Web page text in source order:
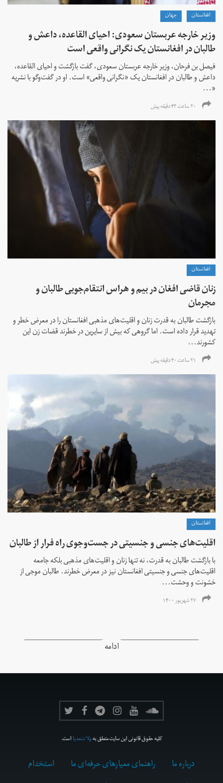
افغانستان جهان
وزیر خارجه عربستان سعودی: احیای القاعده،‌ داعش و
طالبان در افغانستان یک نگرانی واقعی است
فیصل بن فرحان، ‌وزیر خارجه عربستان سعودی، گفت بازگشت و احیای القاعده،‌
داعش و طالبان در افغانستان یک «نگرانی واقعی» است. او در گفت‌وگو با نشریه
«...
۲۰ ساعت ۴۳ دقیقه پیش
افغانستان
زنان قاضی افغان در بیم و هراس انتقام‌جویی طالبان و
مجرمان
بازگشت طالبان به قدرت زنان و اقلیت‌های مذهبی افغانستان را در معرض خطر و
تهدید قرار داده است. اما گروهی که بیش از سایرین در خطرند قضات زن این
کشورند...
۲۱ ساعت ۴۰ دقیقه پیش
افغانستان
اقلیت‌های جنسی و جنسیتی در جست‌و‌جوی راه فرار از طالبان
با بازگشت طالبان به قدرت، نه تنها زنان و اقلیت‌های مذهبی بلکه جامعه
اقلیت‌های جنسی و جنسیتی افغانستان نیز در معرض خطرند. طالبان موجی از
خشونت و وحشت...
۲۷ شهریور ۱۴۰۰
ادامه
کلیه حقوق قانونی این سایت متعلق بهولانت‌مدیااست.
درباره ما راهنمای معیارهای حرفه‌ای ما
استخدام